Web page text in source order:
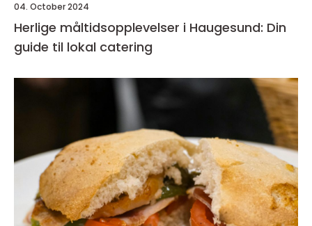
04. October 2024
Herlige måltidsopplevelser i Haugesund: Din
guide til lokal catering